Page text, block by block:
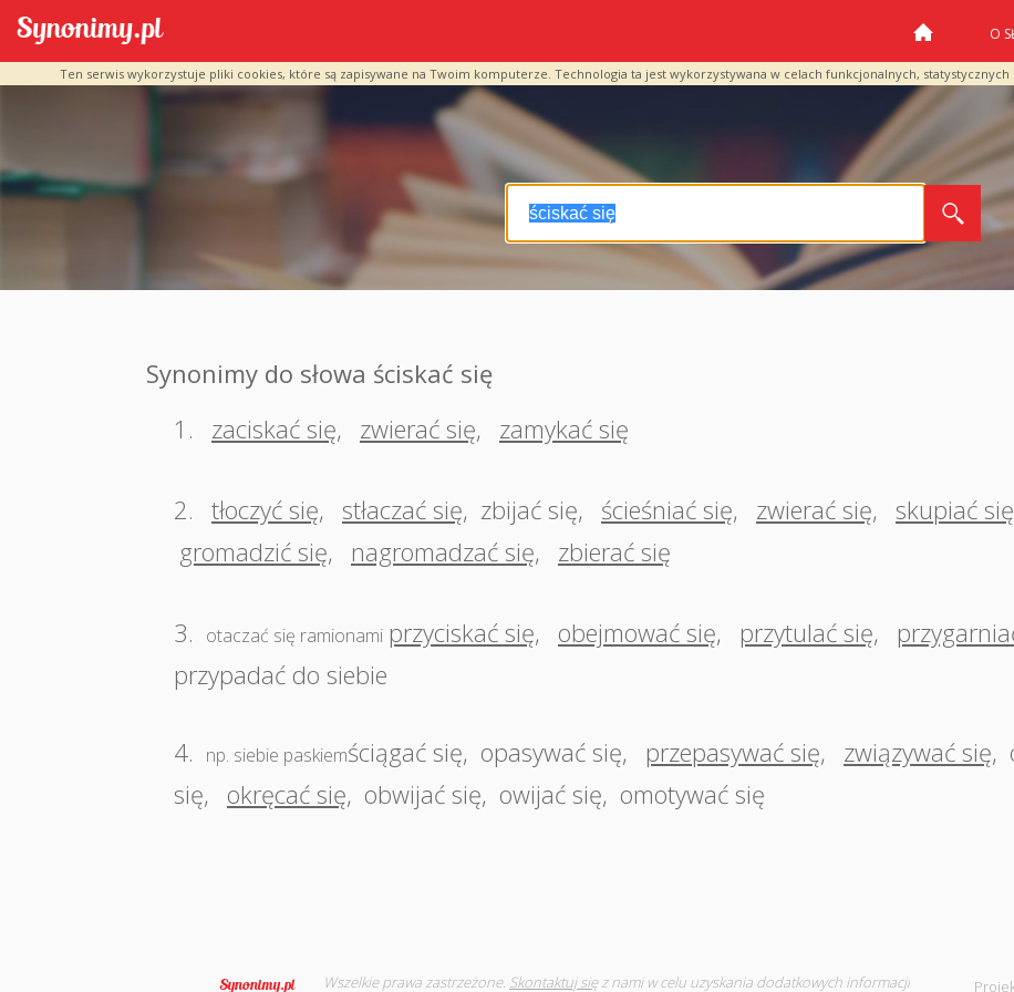
Ten serwis wykorzystuje pliki cookies, które są zapisywane na Twoim komputerze. Technologia ta jest wykorzystywana w celach funkcjonalnych,
O
Synonimy do słowa ściskać się
1.
zaciskać się, zwierać się, zamykać się
2. tłoczyć się, stłaczać się, zbijać się, ścieśniać się, zwierać się, skupiać się
gromadzić się, nagromadzać się, zbierać się
3. otaczać się ramionami przyciskać się, obejmować się, przytulać się,
przypadać do siebie
4. np. siebie paskiemściągać się, opasywać się, przepasywać się, związywać się,
się, okręcać się, obwijać się, owijać się, omotywać się
Wszelkie prawa zastrzeżone. Skontaktuj sięz nami w celu uzyskania dodatkowych informacji